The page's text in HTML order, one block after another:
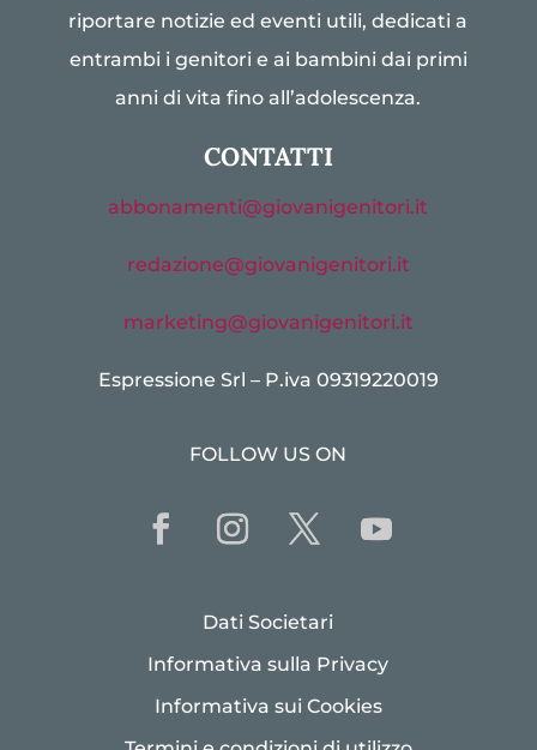
riportare notizie ed eventi utili, dedicati a
entrambi i genitori e ai bambini dai primi
anni di vita fino all’adolescenza.
CONTATTI
abbonamenti@giovanigenitori.it
redazione@giovanigenitori.it
marketing@giovanigenitori.it
Espressione Srl – P.iva 09319220019
FOLLOW US ON
Dati Societari
Informativa sulla Privacy
Informativa sui Cookies